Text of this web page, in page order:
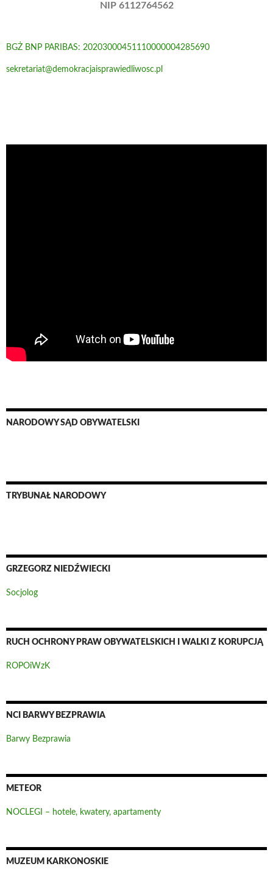
NIP 6112764562
BGŻ BNP PARIBAS: 20203000451110000004285690
sekretariat@demokracjaisprawiedliwosc.pl
NARODOWY SĄD OBYWATELSKI
TRYBUNAŁ NARODOWY
GRZEGORZ NIEDŹWIECKI
Socjolog
RUCH OCHRONY PRAW OBYWATELSKICH I WALKI Z KORUPCJĄ
ROPOiWzK
NCI BARWY BEZPRAWIA
Barwy Bezprawia
METEOR
NOCLEGI – hotele, kwatery, apartamenty
MUZEUM KARKONOSKIE